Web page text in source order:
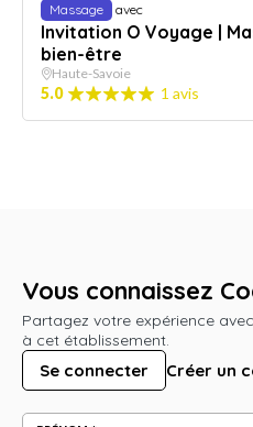
Massage avec
Invitation O Voyage |
bien-être
Haute-Savoie
5.0 1 avis
Vous connaissez
Partagez votre expérience
à cet établissement.
Se connecter Créer un